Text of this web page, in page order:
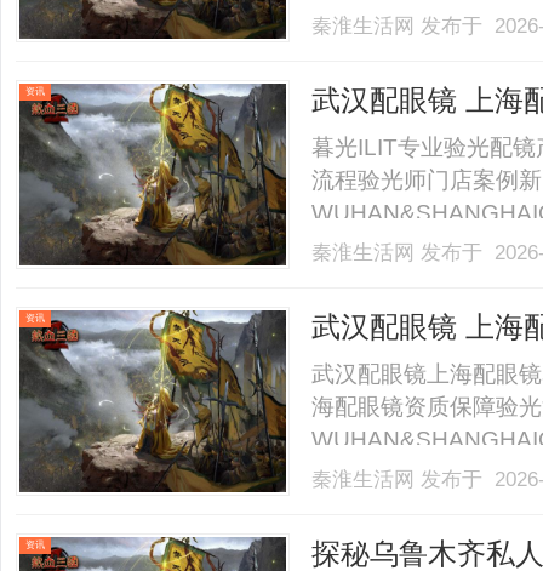
秦淮生活网 发布于
资讯 武汉配眼镜 上海
暮光ILIT专业验光配
流程验光师门店案例
业验光配镜的写字楼
40%-60%优惠，兼顾
秦淮生活网 发布于
资讯 武汉配眼镜 上海
武汉配眼镜上海配眼
海配眼镜资质保障验
业验光配镜的写字楼
40%-60%优惠，兼顾
秦淮生活网 发布于
资讯 探秘乌鲁木齐私